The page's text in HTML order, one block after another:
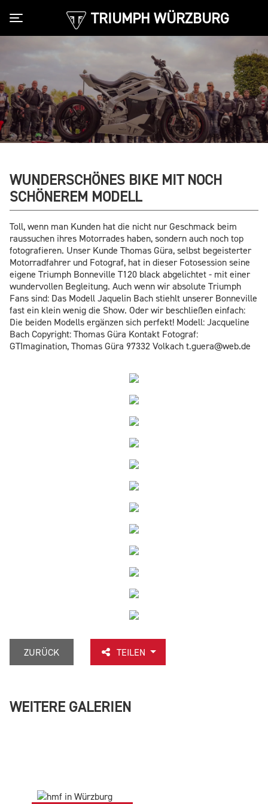
TRIUMPH WÜRZBURG
Toggle navigation
WUNDERSCHÖNES BIKE MIT NOCH
SCHÖNEREM MODELL
Toll, wenn man Kunden hat die nicht nur Geschmack beim
raussuchen ihres Motorrades haben, sondern auch noch top
fotografieren. Unser Kunde Thomas Güra, selbst begeisterter
Motorradfahrer und Fotograf, hat in dieser Fotosession seine
eigene Triumph Bonneville T120 black abgelichtet - mit einer
wundervollen Begleitung. Auch wenn wir absolute Triumph
Fans sind: Das Modell Jaquelin Bach stiehlt unserer Bonneville
fast ein klein wenig die Show. Oder wir beschließen einfach:
Die beiden Modells ergänzen sich perfekt! Modell: Jacqueline
Bach Copyright: Thomas Güra Kontakt Fotograf:
GTImagination, Thomas Güra 97332 Volkach t.guera@web.de
ZURÜCK TEILEN
WEITERE GALERIEN